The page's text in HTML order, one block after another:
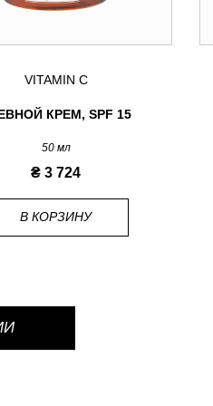
VITAMIN C
КРЕМ, SPF 15
50 мл
₴ 3 724
В КОРЗИНУ